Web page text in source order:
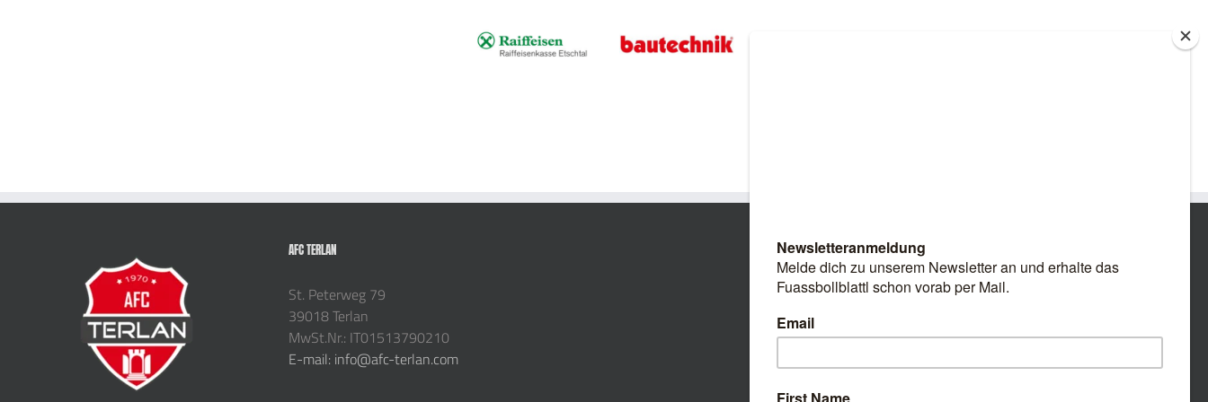
AFC TERLAN
St. Peterweg 79
39018 Terlan
MwSt.Nr.: IT01513790210
E-mail: info@afc-terlan.com